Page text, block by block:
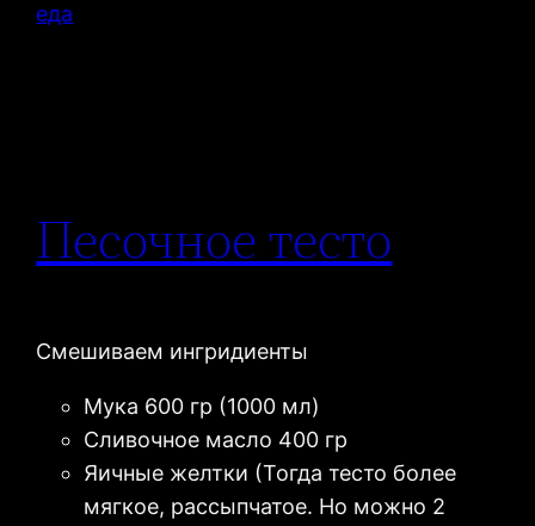
еда
Песочное тесто
Смешиваем ингридиенты
Мука 600 гр (1000 мл)
Сливочное масло 400 гр
Яичные желтки (Тогда тесто более
мягкое, рассыпчатое. Но можно 2